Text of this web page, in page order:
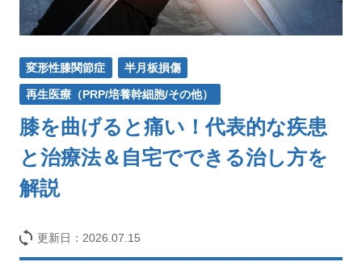
変形性膝関節症 半月板損傷
再生医療（PRP/培養幹細胞/その他）
膝を曲げると痛い！代表的な疾患
と治療法＆自宅でできる治し方を
解説
更新日： 2026.07.15